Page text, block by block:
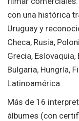
con una histórica
Uruguay y
Checa, Rusia,
Grecia, Eslovaquia,
Bulgaria, Hungría,
Latinoamérica.
Más de 16
álbumes (con